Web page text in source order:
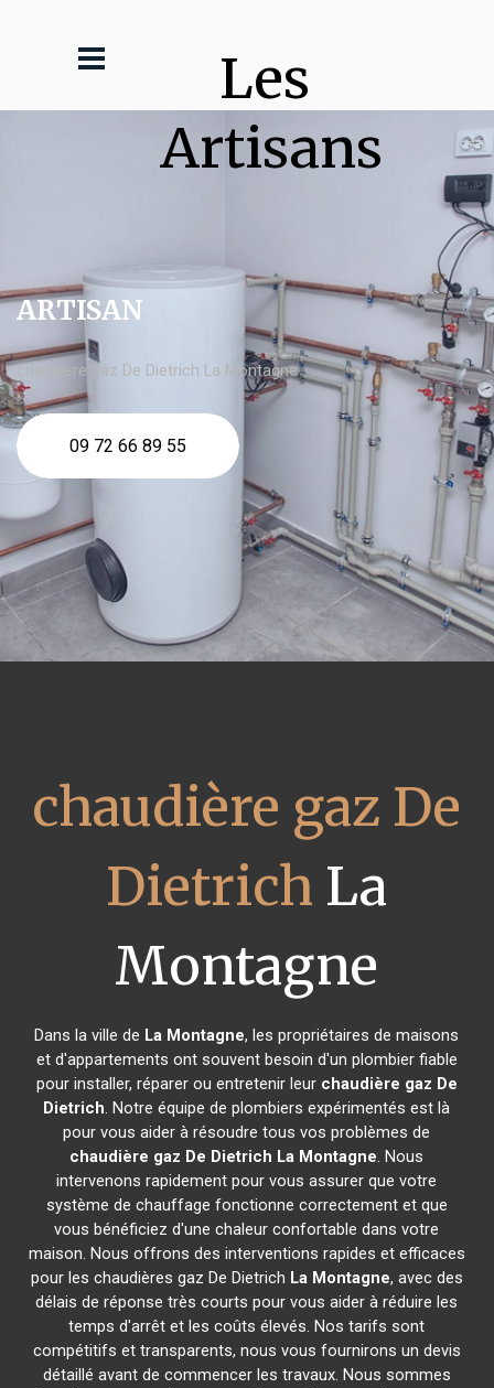
Les
Artisans
ARTISAN
chaudière gaz De Dietrich La Montagne
09 72 66 89 55
chaudière gaz De
Dietrich La
Montagne
Dans la ville de La Montagne, les propriétaires de maisons
et d'appartements ont souvent besoin d'un plombier fiable
pour installer, réparer ou entretenir leur chaudière gaz De
Dietrich. Notre équipe de plombiers expérimentés est là
pour vous aider à résoudre tous vos problèmes de
chaudière gaz De Dietrich La Montagne. Nous
intervenons rapidement pour vous assurer que votre
système de chauffage fonctionne correctement et que
vous bénéficiez d'une chaleur confortable dans votre
maison. Nous offrons des interventions rapides et efficaces
pour les chaudières gaz De Dietrich La Montagne, avec des
délais de réponse très courts pour vous aider à réduire les
temps d'arrêt et les coûts élevés. Nos tarifs sont
compétitifs et transparents, nous vous fournirons un devis
détaillé avant de commencer les travaux. Nous sommes